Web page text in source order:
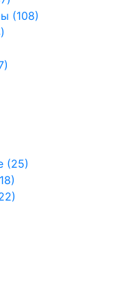
(108)
(25)